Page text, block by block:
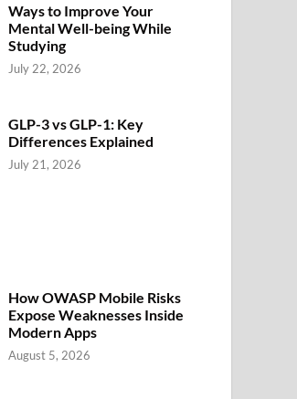
Ways to Improve Your
Mental Well-being While
Studying
July 22, 2026
GLP-3 vs GLP-1: Key
Differences Explained
July 21, 2026
How OWASP Mobile Risks
Expose Weaknesses Inside
Modern Apps
August 5, 2026